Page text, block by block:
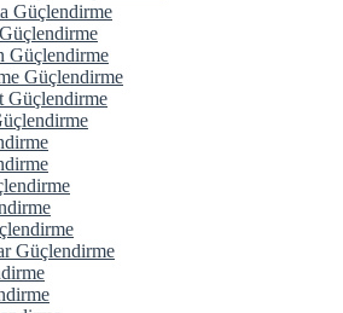
Güçlendirme
Güçlendirme
Güçlendirme
Güçlendirme
Güçlendirme